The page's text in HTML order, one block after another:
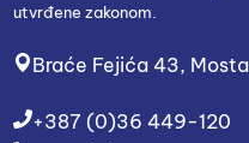
utvrđene zakonom.
Braće Fejića 43,
+387 (0)36 449-120